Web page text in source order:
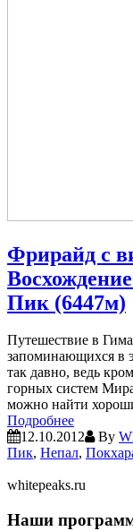
Фрирайд с
Пик (6447м)
Путешествие в
запоминающихся в
так давно, ведь
горных систем
можно найти
Подробнее
12.10.2012
By
Пик, Непал,
whitepeaks.ru
Наши